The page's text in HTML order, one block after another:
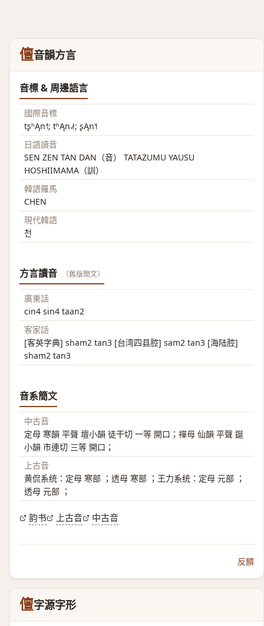
儃音韻方言
音標 & 周邊語言
國際音標
tʂʰĄn˧˥; tʰĄn˨˩˦; ʂĄn˥˧
日語讀音
SEN ZEN TAN DAN（音） TATAZUMU YAUSU
HOSHIIMAMA（訓）
韓語羅馬
CHEN
現代韓語
천
方言讀音 （舊版簡文）
廣東話
cin4 sin4 taan2
客家話
[客英字典] sham2 tan3 [台湾四县腔] sam2 tan3 [海陆腔]
sham2 tan3
音系簡文
中古音
定母 寒韻 平聲 壇小韻 徒干切 一等 開口；禪母 仙韻 平聲 鋋
小韻 市連切 三等 開口；
上古音
黄侃系统：定母 寒部 ；透母 寒部 ；王力系统：定母 元部 ；
透母 元部 ；
韵书 上古音 中古音
反饋
儃字源字形